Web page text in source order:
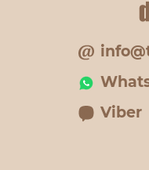
Viber